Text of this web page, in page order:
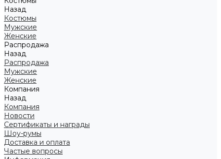
Назад
Костюмы
Мужские
Женские
Распродажа
Назад
Распродажа
Мужские
Женские
Компания
Назад
Компания
Новости
Сертификаты и награды
Шоу-румы
Доставка и оплата
Частые вопросы